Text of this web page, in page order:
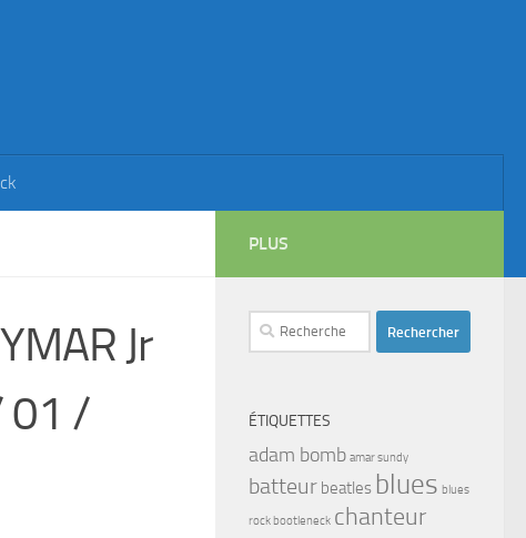
Jr
01 /
PLUS
Rechercher :
ÉTIQUETTES
adam bomb amar sundy
batteur beatles blues blues
rock bootleneck chanteur